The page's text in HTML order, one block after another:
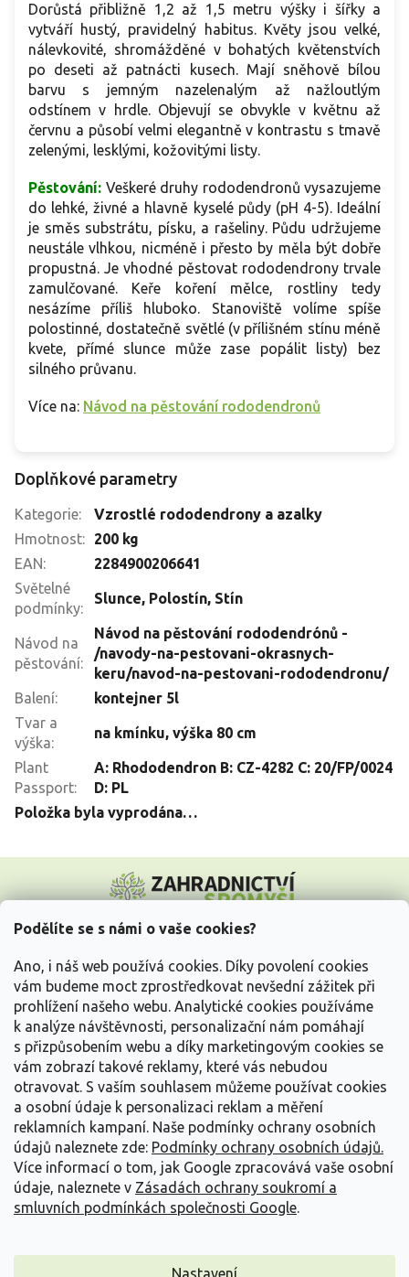
Podělíte se s námi o vaše cookies?
Ano, i náš web používá cookies. Díky povolení cookies
vám budeme moct zprostředkovat nevšední zážitek při
prohlížení našeho webu. Analytické cookies používáme
k analýze návštěvnosti, personalizační nám pomáhají
s přizpůsobením webu a díky marketingovým cookies se
vám zobrazí takové reklamy, které vás nebudou
otravovat. S vaším souhlasem můžeme používat cookies
a osobní údaje k personalizaci reklam a měření
reklamních kampaní. Naše podmínky ochrany osobních
údajů naleznete zde: Podmínky ochrany osobních údajů.
Více informací o tom, jak Google zpracovává vaše osobní
údaje, naleznete v Zásadách ochrany soukromí a
smluvních podmínkách společnosti Google.
Nastavení
Dorůstá přibližně 1,2 až 1,5 metru výšky i šířky a
vytváří hustý, pravidelný habitus. Květy jsou velké,
nálevkovité, shromážděné v bohatých květenstvích
po deseti až patnácti kusech. Mají sněhově bílou
barvu s jemným nazelenalým až nažloutlým
odstínem v hrdle. Objevují se obvykle v květnu až
červnu a působí velmi elegantně v kontrastu s tmavě
zelenými, lesklými, kožovitými listy.
Pěstování: Veškeré druhy rododendronů vysazujeme
do lehké, živné a hlavně kyselé půdy (pH 4-5). Ideální
je směs substrátu, písku, a rašeliny. Půdu udržujeme
neustále vlhkou, nicméně i přesto by měla být dobře
propustná. Je vhodné pěstovat rododendrony trvale
zamulčované. Keře koření mělce, rostliny tedy
nesázíme příliš hluboko. Stanoviště volíme spíše
polostinné, dostatečně světlé (v přílišném stínu méně
kvete, přímé slunce může zase popálit listy) bez
silného průvanu.
Více na: Návod na pěstování rododendronů
Doplňkové parametry
Kategorie:
Vzrostlé rododendrony a azalky
Hmotnost:
200 kg
EAN:
2284900206641
Světelné
podmínky:
Slunce, Polostín, Stín
Návod na
pěstování:
Návod na pěstování rododendrónů -
/navody-na-pestovani-okrasnych-
keru/navod-na-pestovani-rododendronu/
Balení:
kontejner 5l
Tvar a
výška:
na kmínku, výška 80 cm
Plant
Passport:
A: Rhododendron B: CZ-4282 C: 20/FP/0024
D: PL
Položka byla vyprodána…
p
Vše o nákupu
Informace pro Vás
Kontakujte nás
Vytvořil Shoptet